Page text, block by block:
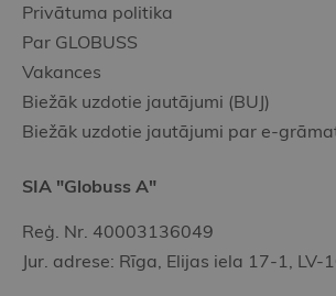
Privātuma politika
Par GLOBUSS
Vakances
Biežāk uzdotie jautājumi (BUJ)
Biežāk uzdotie jautājumi par e-
SIA "Globuss A"
Reģ. Nr. 40003136049
Jur. adrese: Rīga, Elijas iela 17-1, LV-